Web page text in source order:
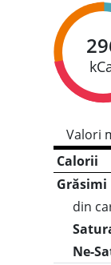
Valori
Calorii
Grăsimi
din
Ne-